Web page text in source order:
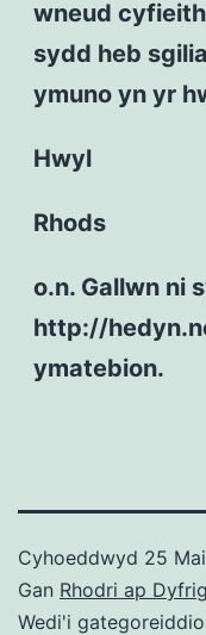
wneud
sydd heb
ymuno yn yr
Hwyl
Rhods
o.n. Gallwn ni
http://
ymatebion.
Cyhoeddwyd 25
Gan Rhodri ap Dyfrig
Wedi'i